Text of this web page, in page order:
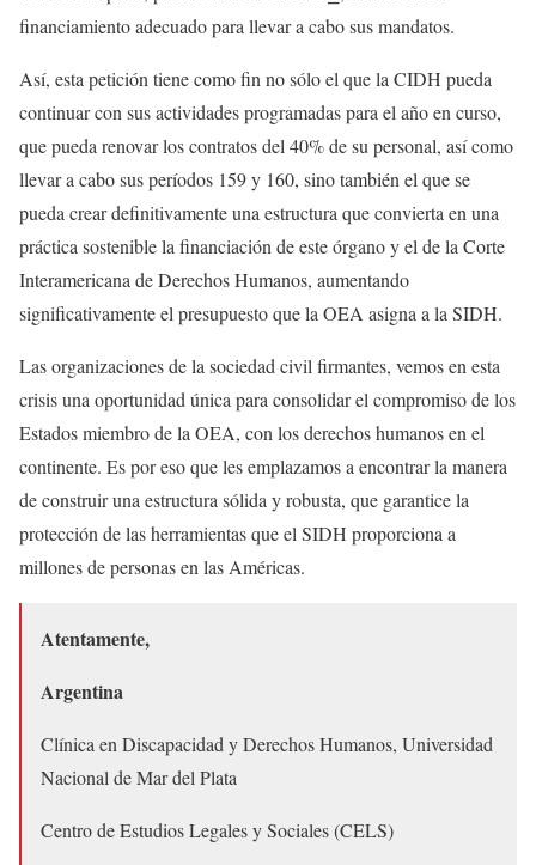
financiamiento adecuado para llevar a cabo sus mandatos.
Así, esta petición tiene como fin no sólo el que la CIDH pueda
continuar con sus actividades programadas para el año en curso,
que pueda renovar los contratos del 40% de su personal, así como
llevar a cabo sus períodos 159 y 160, sino también el que se
pueda crear definitivamente una estructura que convierta en una
práctica sostenible la financiación de este órgano y el de la Corte
Interamericana de Derechos Humanos, aumentando
significativamente el presupuesto que la OEA asigna a la SIDH.
Las organizaciones de la sociedad civil firmantes, vemos en esta
crisis una oportunidad única para consolidar el compromiso de los
Estados miembro de la OEA, con los derechos humanos en el
continente. Es por eso que les emplazamos a encontrar la manera
de construir una estructura sólida y robusta, que garantice la
protección de las herramientas que el SIDH proporciona a
millones de personas en las Américas.
Atentamente,
Argentina
Clínica en Discapacidad y Derechos Humanos, Universidad
Nacional de Mar del Plata
Centro de Estudios Legales y Sociales (CELS)